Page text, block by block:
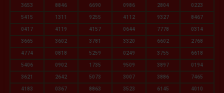
3653 8846 6690 0986 2804 0223
5415 1311 9255 4112 9327 8467
0417 4119 4157 0644 7778 0314
3665 3602 3781 3320 6602 2768
4774 0818 5259 0249 3755 6618
5406 0902 1735 9509 3897 0194
3621 2642 5073 3007 3886 7465
4183 0367 8863 3523 6145 4010